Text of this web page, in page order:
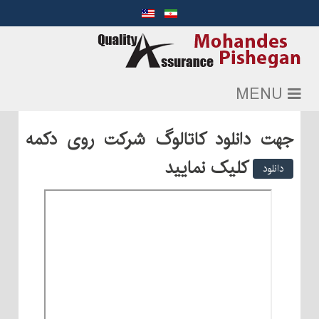
جهت دانلود کاتالوگ شرکت روی دکمه
دانلود کلیک نمایید